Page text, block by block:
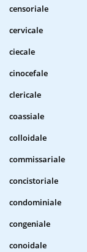
censoriale
cervicale
ciecale
cinocefale
clericale
coassiale
colloidale
commissariale
concistoriale
condominiale
congeniale
conoidale